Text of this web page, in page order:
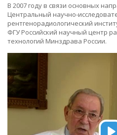
В 2007 году в связи основных
Центральный научно-
рентгенорадиологический
ФГУ Российский научный центр
технологий Минздрава России.